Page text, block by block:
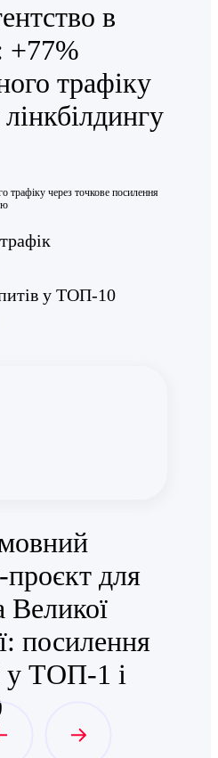
в
+77%
трафіку
трафіку через точкове посилення
у ТОП-10
проєкт для
посилення
у ТОП-1 і